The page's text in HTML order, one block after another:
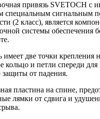
привязь SVETOCH с
специальным сигнальным
(2 класс), является
системы обеспечения
имеет две точки крепления
кольцо и петли спереди
защиты от падения.
пластина на спине,
лямки от сдвига и